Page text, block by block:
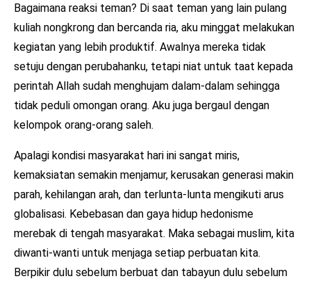
Bagaimana reaksi teman? Di saat teman yang lain pulang
kuliah nongkrong dan bercanda ria, aku minggat melakukan
kegiatan yang lebih produktif. Awalnya mereka tidak
setuju dengan perubahanku, tetapi niat untuk taat kepada
perintah Allah sudah menghujam dalam-dalam sehingga
tidak peduli omongan orang. Aku juga bergaul dengan
kelompok orang-orang saleh.
Apalagi kondisi masyarakat hari ini sangat miris,
kemaksiatan semakin menjamur, kerusakan generasi makin
parah, kehilangan arah, dan terlunta-lunta mengikuti arus
globalisasi. Kebebasan dan gaya hidup hedonisme
merebak di tengah masyarakat. Maka sebagai muslim, kita
diwanti-wanti untuk menjaga setiap perbuatan kita.
Berpikir dulu sebelum berbuat dan tabayun dulu sebelum